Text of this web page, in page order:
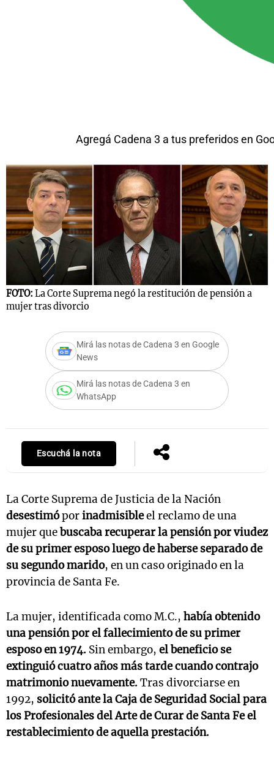
Agregá Cadena 3 a tus preferidos en
FOTO: La Corte Suprema negó la restitución de pensión a
mujer tras divorcio
Mirá las notas de Cadena 3 en Google
News
Mirá las notas de Cadena 3 en
WhatsApp
Escuchá la nota
La Corte Suprema de Justicia de la Nación
desestimóporinadmisibleel reclamo de una
mujer quebuscaba recuperar la pensión por viudez
de su primer esposo luego de haberse separado de
su segundo marido, en un caso originado en la
provincia de Santa Fe.
La mujer, identificada como M.C., había obtenido
una pensión por el fallecimiento de su primer
esposo en 1974. Sin embargo, el beneficio se
extinguió cuatro años más tarde cuando contrajo
matrimonio nuevamente. Tras divorciarse en
1992, solicitó ante la Caja de Seguridad Social para
los Profesionales del Arte de Curar de Santa Fe el
restablecimiento de aquella prestación.